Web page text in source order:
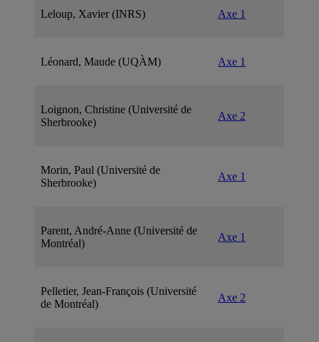
Leloup, Xavier (INRS) Axe 1
Léonard, Maude (UQÀM) Axe 1
Loignon, Christine (Université de
Sherbrooke)
Axe 2
Morin, Paul (Université de
Sherbrooke)
Axe 1
Parent, André-Anne (Université de
Montréal)
Axe 1
Pelletier, Jean-François (Université
de Montréal)
Axe 2